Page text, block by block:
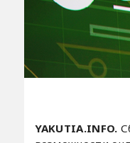
YAKUTIA.INFO.